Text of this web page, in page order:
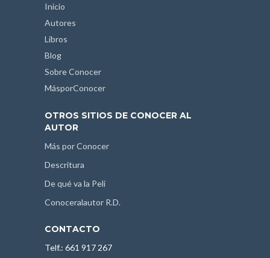
Inicio
Autores
Libros
Blog
Sobre Conocer
MásporConocer
OTROS SITIOS DE CONOCER AL
AUTOR
Más por Conocer
Descritura
De qué va la Peli
Conoceralautor R.D.
CONTACTO
Telf.: 661 917 267